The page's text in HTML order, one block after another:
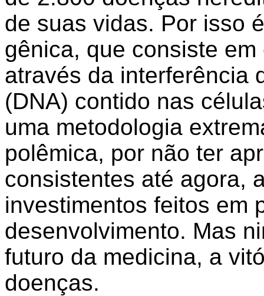
de suas vidas. Por isso
gênica, que consiste
através da interferência
(DNA) contido nas
uma metodologia
polêmica, por não ter
consistentes até agora,
investimentos feitos em
desenvolvimento. Mas
futuro da medicina, a
doenças.